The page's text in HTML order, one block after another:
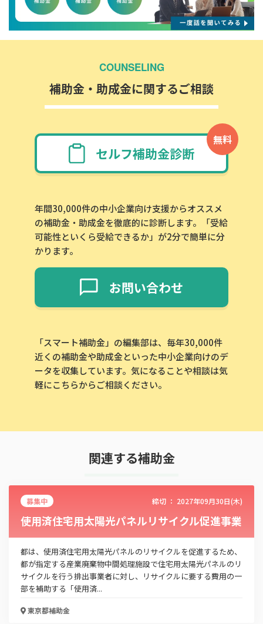
COUNSELING
補助金・助成金に関するご相談
無料
セルフ補助金診断
年間30,000件の中小企業向け支援からオススメ
の補助金・助成金を徹底的に診断します。「受給
可能性といくら受給できるか」が2分で簡単に分
かります。
お問い合わせ
「スマート補助金」の編集部は、毎年30,000件
近くの補助金や助成金といった中小企業向けのデ
ータを収集しています。気になることや相談は気
軽にこちらからご相談ください。
関連する補助金
募集中 締切 ： 2027年09月30日(木)
使用済住宅用太陽光パネルリサイクル促進事業
都は、使用済住宅用太陽光パネルのリサイクルを促進するため、
都が指定する産業廃棄物中間処理施設で住宅用太陽光パネルのリ
サイクルを行う排出事業者に対し、リサイクルに要する費用の一
部を補助する「使用済...
東京都補助金